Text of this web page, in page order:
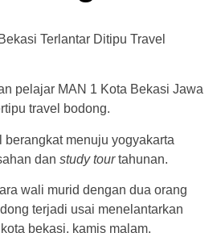
pelajar MAN 1 Kota Bekasi Jawa
travel bodong.
berangkat menuju yogyakarta
dan study tourtahunan.
wali murid dengan dua orang
terjadi usai menelantarkan
bekasi, kamis malam.